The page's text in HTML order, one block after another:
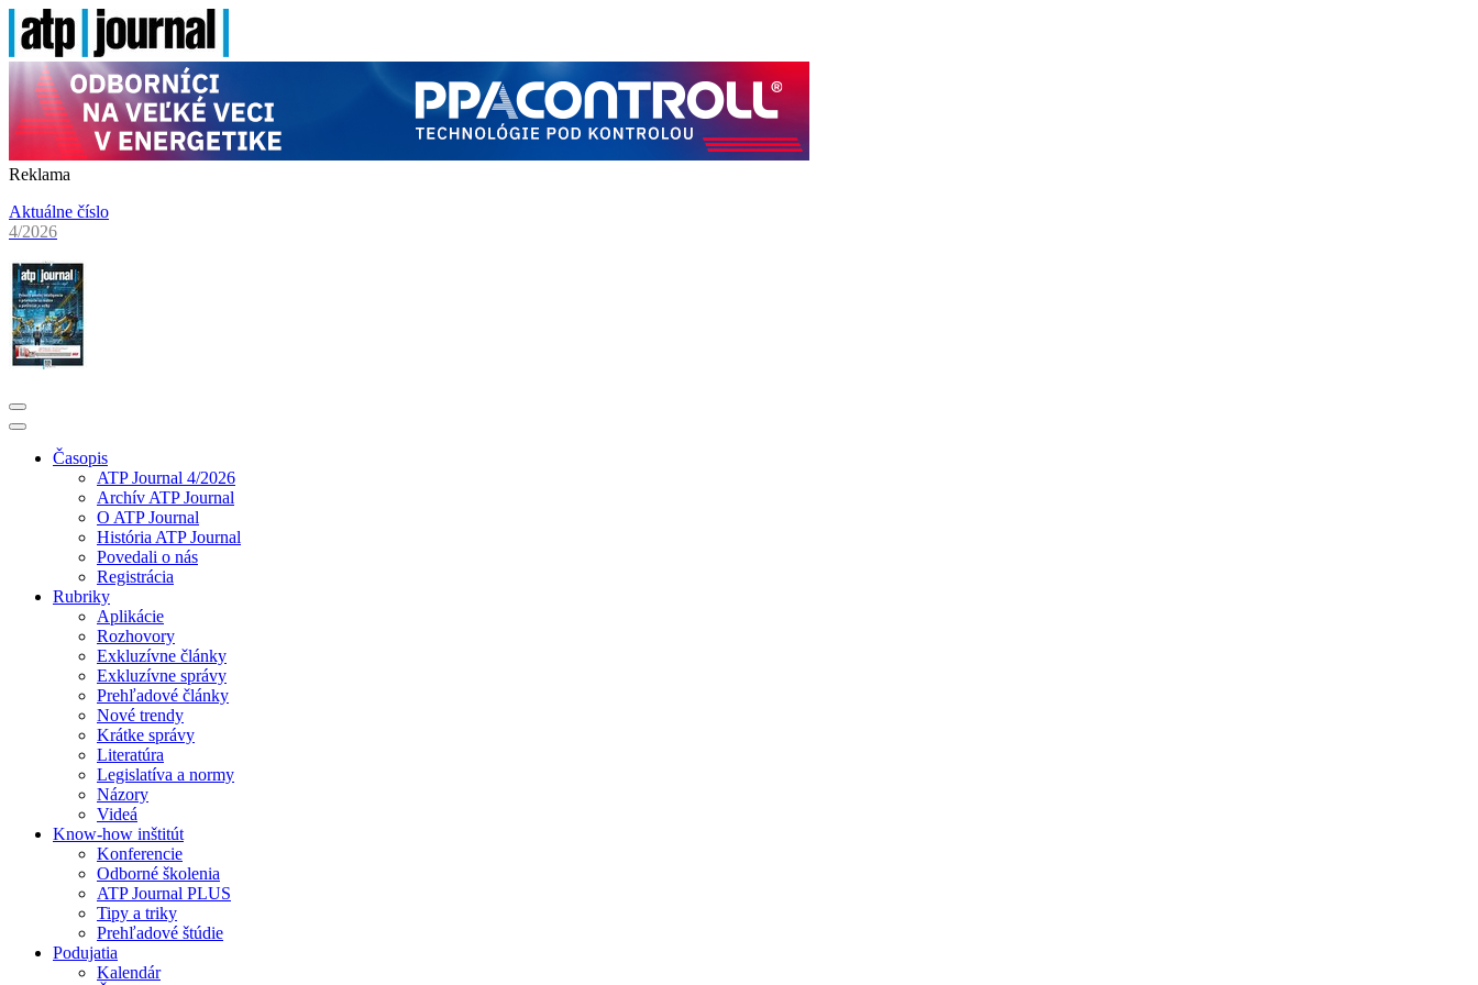
Reklama
Aktuálne číslo
4/2026
Časopis
ATP Journal 4/2026
Archív ATP Journal
O ATP Journal
História ATP Journal
Povedali o nás
Registrácia
Rubriky
Aplikácie
Rozhovory
Exkluzívne články
Exkluzívne správy
Prehľadové články
Nové trendy
Krátke správy
Literatúra
Legislatíva a normy
Názory
Videá
Know-how inštitút
Konferencie
Odborné školenia
ATP Journal PLUS
Tipy a triky
Prehľadové štúdie
Podujatia
Kalendár